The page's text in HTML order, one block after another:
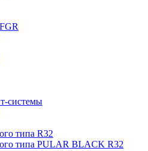
системы
типа R32
типа PULAR BLACK R32